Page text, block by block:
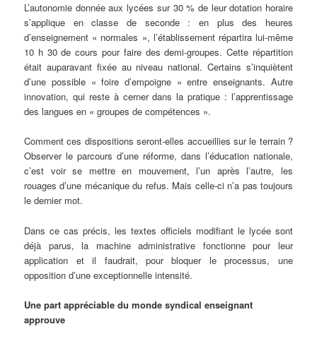
L’autonomie donnée aux lycées sur 30 % de leur dotation horaire
s’applique en classe de seconde : en plus des heures
d’enseignement « normales », l’établissement répartira lui-même
10 h 30 de cours pour faire des demi-groupes. Cette répartition
était auparavant fixée au niveau national. Certains s’inquiètent
d’une possible « foire d’empoigne » entre enseignants. Autre
innovation, qui reste à cerner dans la pratique : l’apprentissage
des langues en « groupes de compétences ».
Comment ces dispositions seront-elles accueillies sur le terrain ?
Observer le parcours d’une réforme, dans l’éducation nationale,
c’est voir se mettre en mouvement, l’un après l’autre, les
rouages d’une mécanique du refus. Mais celle-ci n’a pas toujours
le dernier mot.
Dans ce cas précis, les textes officiels modifiant le lycée sont
déjà parus, la machine administrative fonctionne pour leur
application et il faudrait, pour bloquer le processus, une
opposition d’une exceptionnelle intensité.
Une part appréciable du monde syndical enseignant
approuve